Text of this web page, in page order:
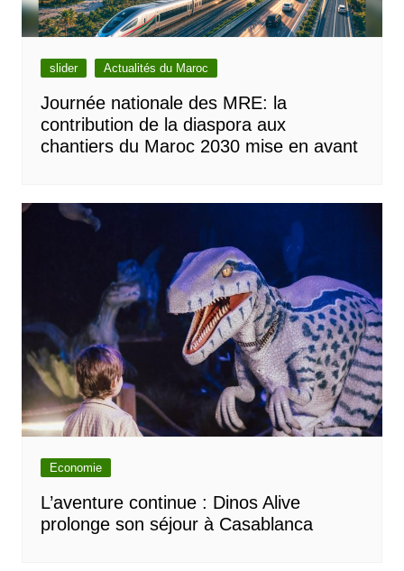
slider Actualités du Maroc
Journée nationale des MRE: la
contribution de la diaspora aux
chantiers du Maroc 2030 mise en avant
Economie
L’aventure continue : Dinos Alive
prolonge son séjour à Casablanca